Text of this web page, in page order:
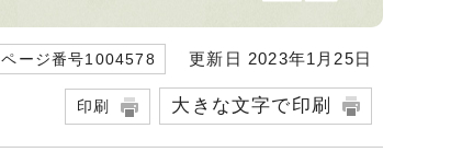
ページ番号1004578 更新日 2023年1月25日
印刷 大きな文字で印刷